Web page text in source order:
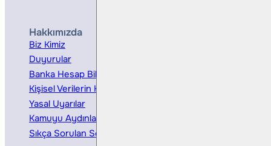
Hakkımızda
Biz Kimiz
Duyurular
Banka Hesap Bilgileri
Kişisel Verilerin Korunması
Yasal Uyarılar
Kamuyu Aydınlatma
Sıkça Sorulan Sorular